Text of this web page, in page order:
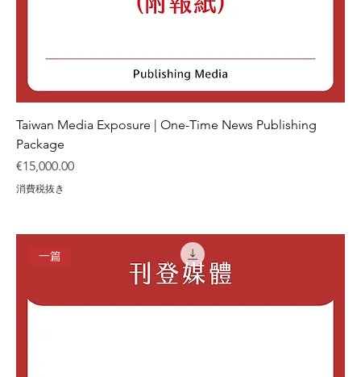
Taiwan Media Exposure | One-Time News Publishing
Package
価格
€15,000.00
消費税抜き
一篇